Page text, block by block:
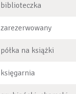
biblioteczka
zarezerwowany
półka na książki
księgarnia